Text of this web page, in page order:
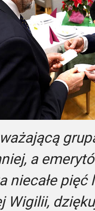
a
niecałe
Wigilii,